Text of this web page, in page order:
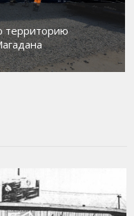
присоединился к
несовершеннолетними
риска «Переправа»